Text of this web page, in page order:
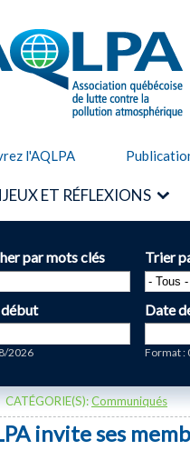
l'AQLPA
ET RÉFLEXIONS
par mots clés Trier
2026
Date
Format :
CATÉGORIE(S):Communiqués
invite ses